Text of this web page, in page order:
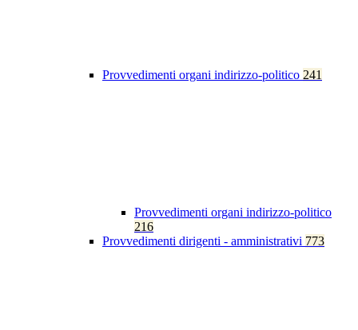
Provvedimenti organi indirizzo-politico 241
Provvedimenti organi indirizzo-politico
216
Provvedimenti dirigenti - amministrativi 773